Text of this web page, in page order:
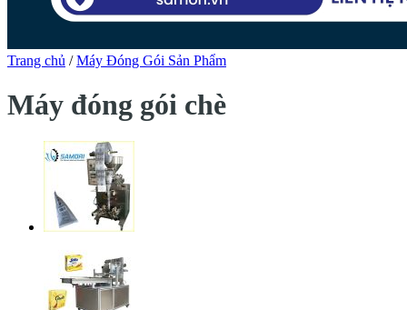
Trang chủ / Máy Đóng Gói Sản Phẩm
Máy đóng gói chè